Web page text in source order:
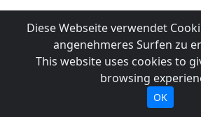
Diese Webseite verwendet
angenehmeres Surfen zu
This website uses cookies to
browsing
OK